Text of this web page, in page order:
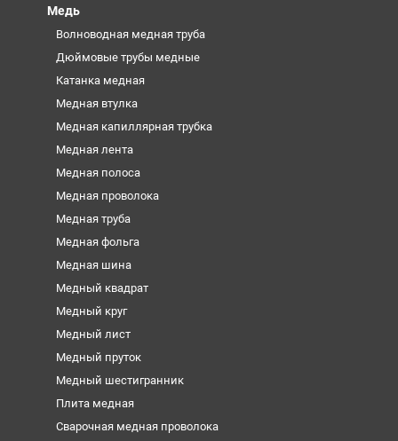
Медь
Волноводная медная труба
Дюймовые трубы медные
Катанка медная
Медная втулка
Медная капиллярная трубка
Медная лента
Медная полоса
Медная проволока
Медная труба
Медная фольга
Медная шина
Медный квадрат
Медный круг
Медный лист
Медный пруток
Медный шестигранник
Плита медная
Сварочная медная проволока